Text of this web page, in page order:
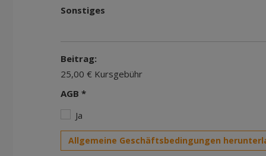
Sonstiges
Beitrag:
25,00 € Kursgebühr
AGB *
Ja
Allgemeine Geschäftsbedingungen